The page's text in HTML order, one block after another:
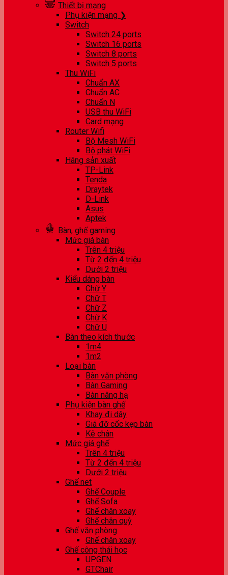
Thiết bị mạng
Phụ kiện mạng ❯
Switch
Switch 24 ports
Switch 16 ports
Switch 8 ports
Switch 5 ports
Thu WiFi
Chuẩn AX
Chuẩn AC
Chuẩn N
USB thu WiFi
Card mạng
Router Wifi
Bộ Mesh WiFi
Bộ phát WiFi
Hãng sản xuất
TP-Link
Tenda
Draytek
D-Link
Asus
Aptek
Bàn, ghế gaming
Mức giá bàn
Trên 4 triệu
Từ 2 đến 4 triệu
Dưới 2 triệu
Kiểu dáng bàn
Chữ Y
Chữ T
Chữ Z
Chữ K
Chữ U
Bàn theo kích thước
1m4
1m2
Loại bàn
Bàn văn phòng
Bàn Gaming
Bàn nâng hạ
Phụ kiện bàn ghế
Khay đi dây
Giá đỡ cốc kẹp bàn
Kê chân
Mức giá ghế
Trên 4 triệu
Từ 2 đến 4 triệu
Dưới 2 triệu
Ghế net
Ghế Couple
Ghế Sofa
Ghế chân xoay
Ghế chân quỳ
Ghế văn phòng
Ghế chân xoay
Ghế công thái học
UPGEN
GTChair